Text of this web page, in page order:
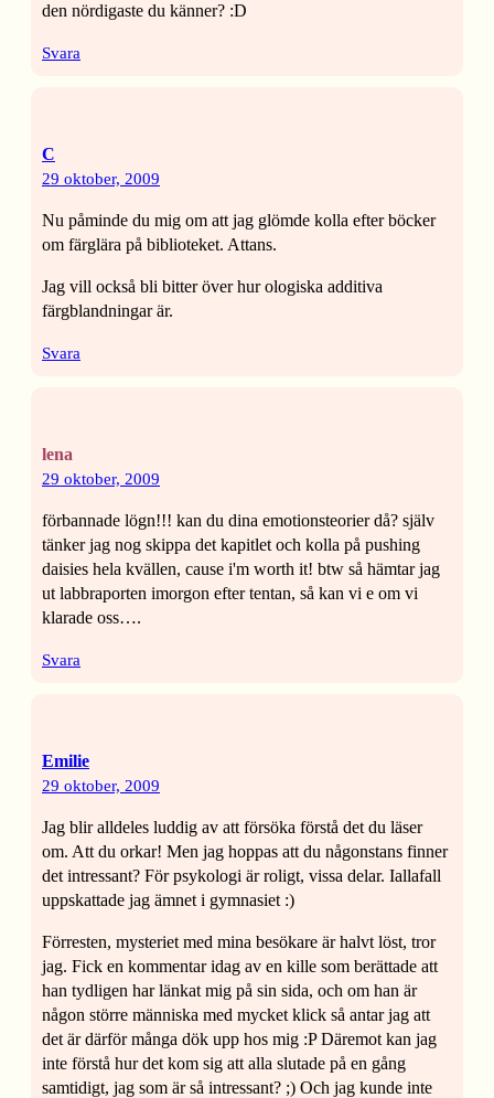
den nördigaste du känner? :D
Svara
C
29 oktober, 2009
Nu påminde du mig om att jag glömde kolla efter böcker
om färglära på biblioteket. Attans.
Jag vill också bli bitter över hur ologiska additiva
färgblandningar är.
Svara
lena
29 oktober, 2009
förbannade lögn!!! kan du dina emotionsteorier då? själv
tänker jag nog skippa det kapitlet och kolla på pushing
daisies hela kvällen, cause i'm worth it! btw så hämtar jag
ut labbraporten imorgon efter tentan, så kan vi e om vi
klarade oss….
Svara
Emilie
29 oktober, 2009
Jag blir alldeles luddig av att försöka förstå det du läser
om. Att du orkar! Men jag hoppas att du någonstans finner
det intressant? För psykologi är roligt, vissa delar. Iallafall
uppskattade jag ämnet i gymnasiet :)
Förresten, mysteriet med mina besökare är halvt löst, tror
jag. Fick en kommentar idag av en kille som berättade att
han tydligen har länkat mig på sin sida, och om han är
någon större människa med mycket klick så antar jag att
det är därför många dök upp hos mig :P Däremot kan jag
inte förstå hur det kom sig att alla slutade på en gång
samtidigt, jag som är så intressant? ;) Och jag kunde inte